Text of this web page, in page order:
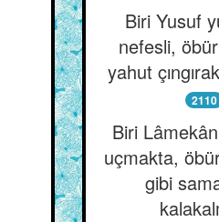
Biri Yusuf
nefesli,
yahut
2110
Biri
uçmakta,
gibi